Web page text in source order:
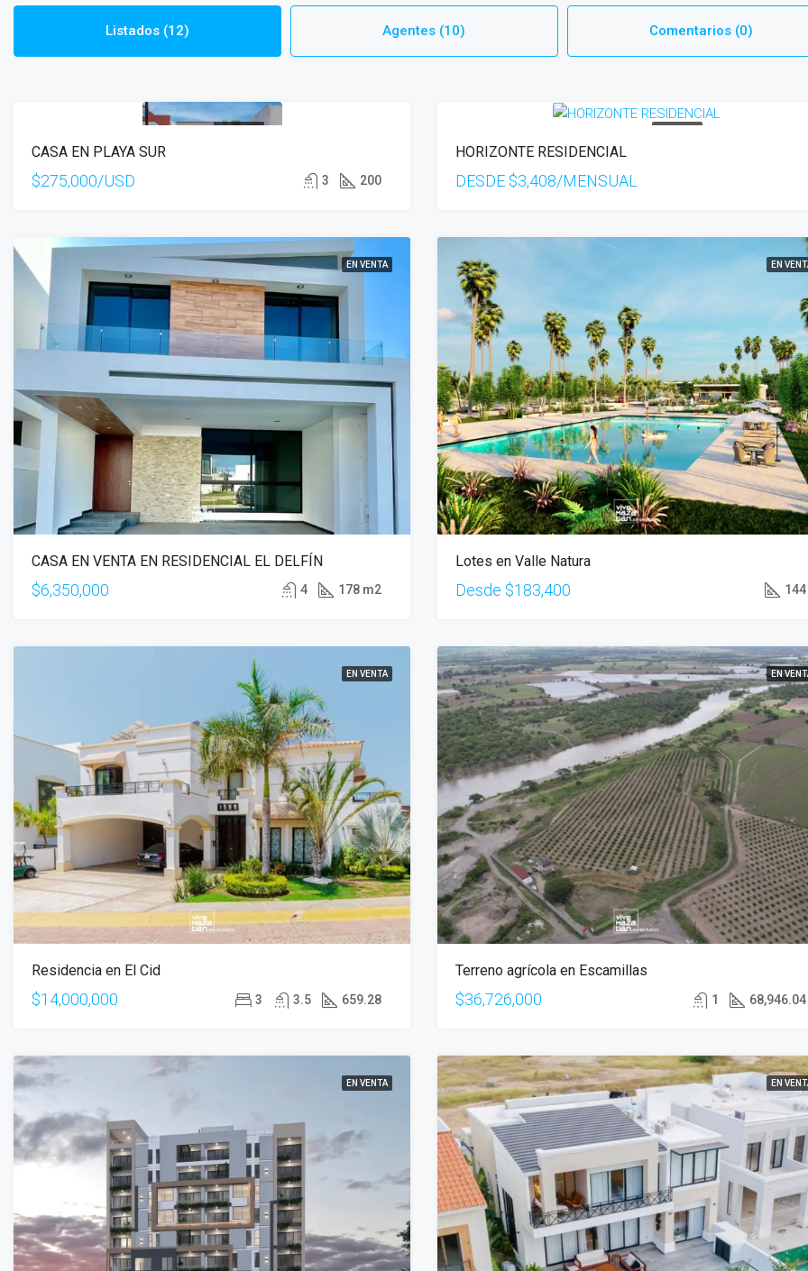
Listados (12) Agentes (10) Comentarios (0)
CASA EN PLAYA SUR
$275,000/USD 3 200
HORIZONTE RESIDENCIAL
DESDE $3,408/MENSUAL
EN VENTA
CASA EN VENTA EN RESIDENCIAL EL DELFÍN
$6,350,000 4 178 m2
EN
Lotes en Valle Natura
Desde $183,400 144
EN VENTA
Residencia en El Cid
$14,000,000 3 3.5 659.28
EN
Terreno agrícola en Escamillas
$36,726,000 1 68,946.04
EN VENTA EN